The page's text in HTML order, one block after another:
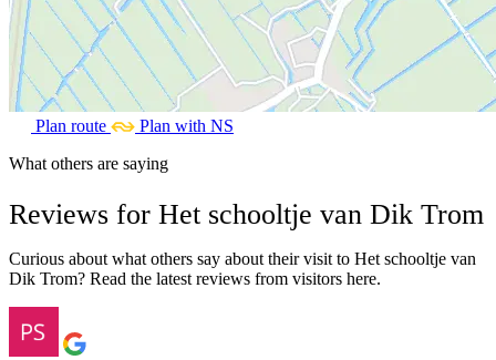
Plan route
Plan with NS
What others are saying
Reviews for Het schooltje van Dik Trom
Curious about what others say about their visit to Het schooltje van
Dik Trom? Read the latest reviews from visitors here.